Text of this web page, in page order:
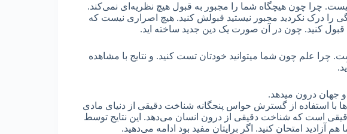
نیست. چرا چون هیچگاه شما را مجبور به قبول هیچ نظریه‌ای نمی‌کند.
را درک نکردید مجبور نیستید قبولش کنید. هیچ اصراری نیست که
قبول کنید. چون در آن صورت یک دین جدید ساخته اید.
چرا علم چون شما میتوانید خودتان تست کنید. و نتایج با مشاهده
جهان درون میدهد.
با استفاده از گسترش حواس پنجگانه شناخت دقیقی از دنیای مادی
است که شناخت دقیقی از درون انسان می‌دهد. این نتایج توسط
آزادید امتحان کنید. اگر برایتان مفید بود ادامه می‌دهید.